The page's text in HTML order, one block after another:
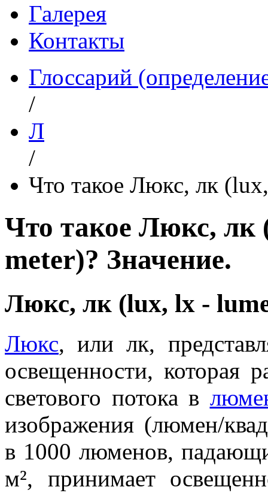
Галерея
Контакты
Глоссарий
/
Л
/
Что такое Люкс, лк
Что такое Люкс, лк
meter)? Значение.
Люкс, лк (lux, lx -
Люкс, или лк,
освещенности, которая
светового потока в
изображения (люмен/
в 1000 люменов,
м², принимает